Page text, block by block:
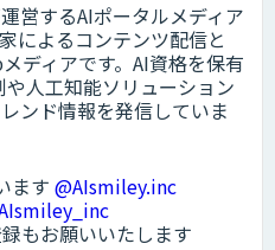
営するAIポータルメディア
によるコンテンツ配信と
ディアです。AI資格を保有
人工知能ソリューション
ンド情報を発信していま
ます @AIsmiley.inc
もお願いいたします